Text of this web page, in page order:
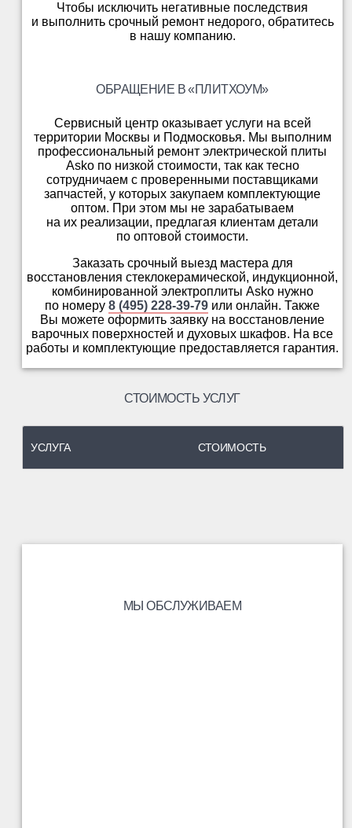
Чтобы исключить негативные последствия
и выполнить срочный ремонт недорого, обратитесь
в нашу компанию.
ОБРАЩЕНИЕ В «ПЛИТХОУМ»
Сервисный центр оказывает услуги на всей
территории Москвы и Подмосковья. Мы выполним
профессиональный ремонт электрической плиты
Asko по низкой стоимости, так как тесно
сотрудничаем с проверенными поставщиками
запчастей, у которых закупаем комплектующие
оптом. При этом мы не зарабатываем
на их реализации, предлагая клиентам детали
по оптовой стоимости.
Заказать срочный выезд мастера для
восстановления стеклокерамической, индукционной,
комбинированной электроплиты Asko нужно
по номеру 8 (495) 228-39-79 или онлайн. Также
Вы можете оформить заявку на восстановление
варочных поверхностей и духовых шкафов. На все
работы и комплектующие предоставляется гарантия.
СТОИМОСТЬ УСЛУГ
УСЛУГА СТОИМОСТЬ
МЫ ОБСЛУЖИВАЕМ